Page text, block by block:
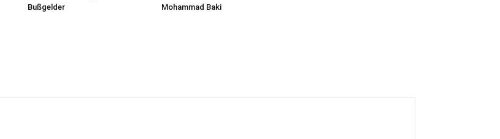
Bußgelder
Mohammad Baki